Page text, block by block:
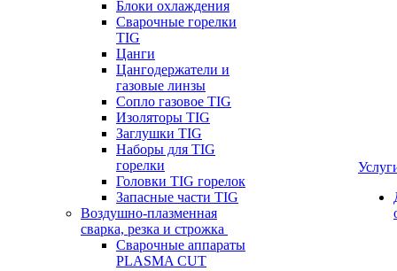
Блоки охлаждения
Сварочные горелки
TIG
Цанги
Цангодержатели и
газовые линзы
Сопло газовое TIG
Изоляторы TIG
Заглушки TIG
Наборы для TIG
горелки
Головки TIG горелок
Запасные части TIG
Воздушно-плазменная
сварка, резка и строжка
Сварочные аппараты
PLASMA CUT